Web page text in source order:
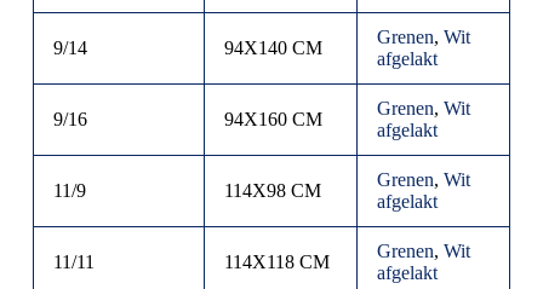
9/14 94X140 CM
Grenen, Wit
afgelakt
9/16 94X160 CM
Grenen, Wit
afgelakt
11/9 114X98 CM
Grenen, Wit
afgelakt
11/11 114X118 CM
Grenen, Wit
afgelakt